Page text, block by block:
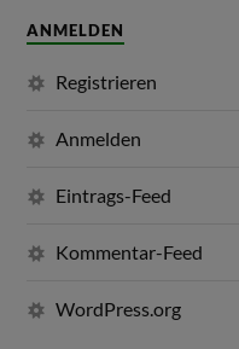
ANMELDEN
Registrieren
Anmelden
Eintrags-Feed
Kommentar-Feed
WordPress.org